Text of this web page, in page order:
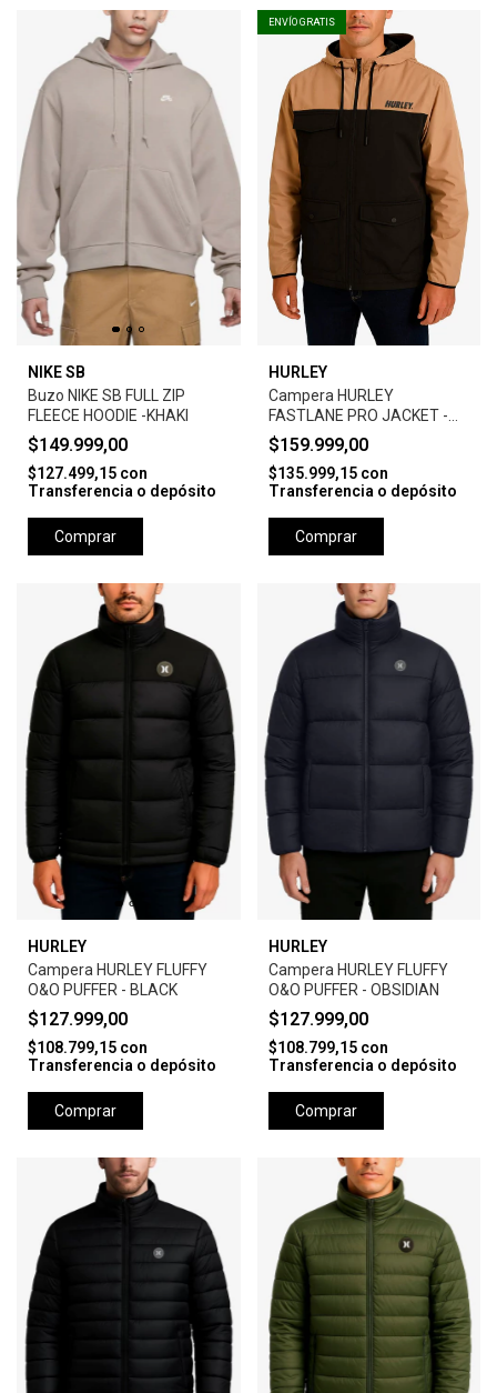
NIKE SB
Buzo NIKE SB FULL ZIP
FLEECE HOODIE -KHAKI
$149.999,00
$127.499,15 con
Transferencia o depósito
Comprar
ENVÍO GRATIS
HURLEY
Campera HURLEY
FASTLANE PRO JACKET -
CAMEL
$159.999,00
$135.999,15 con
Transferencia o depósito
Comprar
HURLEY
Campera HURLEY FLUFFY
O&O PUFFER - BLACK
$127.999,00
$108.799,15 con
Transferencia o depósito
Comprar
HURLEY
Campera HURLEY FLUFFY
O&O PUFFER - OBSIDIAN
$127.999,00
$108.799,15 con
Transferencia o depósito
Comprar